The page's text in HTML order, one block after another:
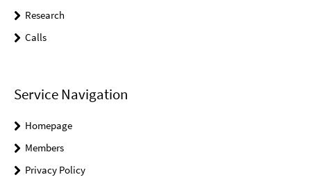
Research
Calls
Service Navigation
Homepage
Members
Privacy Policy